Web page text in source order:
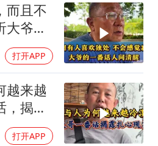
而且不
大爷告
打开APP
越来越
，揭露
打开APP